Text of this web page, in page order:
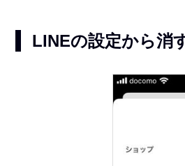
LINEの設定から消